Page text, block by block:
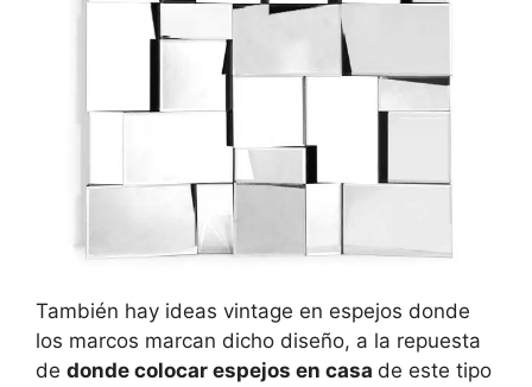
También hay ideas vintage en espejos donde
los marcos marcan dicho diseño, a la repuesta
de donde colocar espejos en casa de este tipo